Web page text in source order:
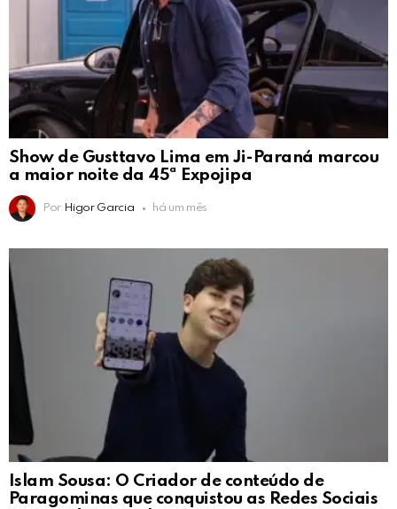
Show de Gusttavo Lima em Ji-Paraná marcou
a maior noite da 45ª Expojipa
Por Higor Garcia há um mês
Islam Sousa: O Criador de conteúdo de
Paragominas que conquistou as Redes Sociais